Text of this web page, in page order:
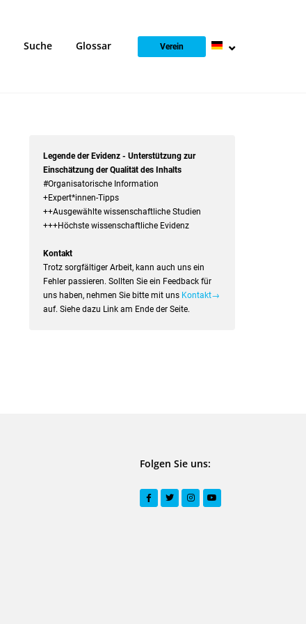
Suche Glossar Verein
Legende der Evidenz - Unterstützung zur
Einschätzung der Qualität des Inhalts
#Organisatorische Information
+Expert*innen-Tipps
++Ausgewählte wissenschaftliche Studien
+++Höchste wissenschaftliche Evidenz
Kontakt
Trotz sorgfältiger Arbeit, kann auch uns ein
Fehler passieren. Sollten Sie ein Feedback für
uns haben, nehmen Sie bitte mit uns Kontakt→
auf. Siehe dazu Link am Ende der Seite.
Folgen Sie uns: